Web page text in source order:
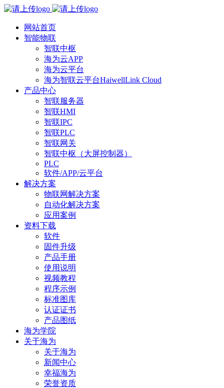
网站首页
智能物联
智联中枢
海为云APP
海为云平台
海为智联云平台HaiwellLink Cloud
产品中心
智联服务器
智联HMI
智联IPC
智联PLC
智联网关
智联中枢（大屏控制器）
PLC
软件/APP/云平台
解决方案
物联网解决方案
自动化解决方案
应用案例
资料下载
软件
固件升级
产品手册
使用说明
视频教程
程序示例
标准图库
认证证书
产品图纸
海为学院
关于海为
关于海为
新闻中心
幸福海为
荣誉资质